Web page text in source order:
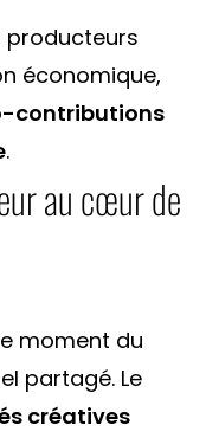
producteurs
économique,
contributions
.
au cœur de
moment du
partagé. Le
créatives